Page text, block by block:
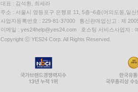
대표 : 김석환, 최세라
주소 : 서울시 영등포구 은행로 11, 5층~6층(여의도동,일신
사업자등록번호 : 229-81-37000 통신판매업신고 : 제
이메일 : yes24help@yes24.com 호스팅 서비스사업자 :
Copyright ⓒ YES24 Corp. All Rights Reserved.